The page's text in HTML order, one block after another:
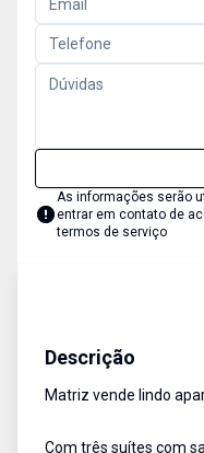
As informações serão
entrar em contato de
termos de serviço
Descrição
Matriz vende lindo
Com três suítes com